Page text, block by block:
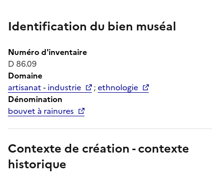
Identification du bien muséal
Numéro d'inventaire
D 86.09
Domaine
artisanat - industrie
;ethnologie
Dénomination
bouvet à rainures
Contexte de création - contexte
historique